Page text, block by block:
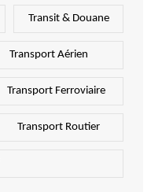
Transit & Douane
Transport Aérien
Transport Ferroviaire
Transport Routier